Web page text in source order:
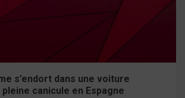
s’endort dans une voiture
canicule en Espagne